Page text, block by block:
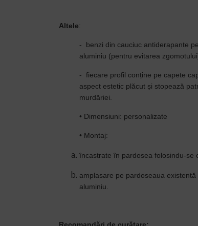
Altele:
- benzi din cauciuc antiderapante
aluminiu (pentru evitarea
- fiecare profil conține pe capete
aspect estetic plăcut și stopează
murdăriei.
• Dimensiuni: personalizate
• Montaj:
încastrate în pardoseafolosindu-se
amplasare pe pardoseaua
aluminiu.